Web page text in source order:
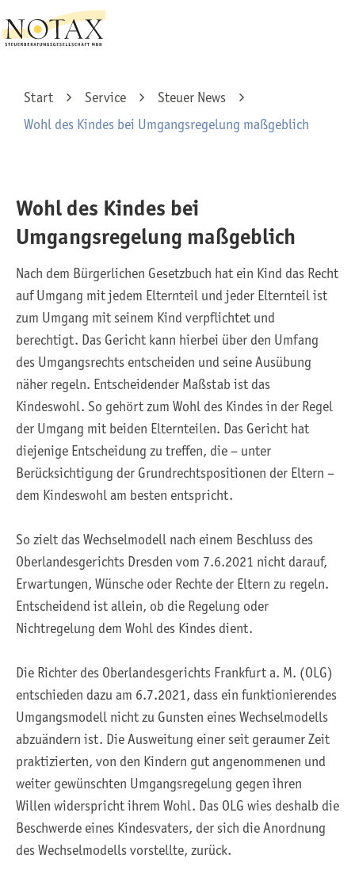
Start Service
Steuer News
Wohl des Kindes bei Umgangsregelung maßgeblich
Wohl des Kindes bei
Umgangsregelung maßgeblich
Nach dem Bürgerlichen Gesetzbuch hat ein Kind das Recht
auf Umgang mit jedem Elternteil und jeder Elternteil ist
zum Umgang mit seinem Kind verpflichtet und
berechtigt. Das Gericht kann hierbei über den Umfang
des Umgangsrechts entscheiden und seine Ausübung
näher regeln. Entscheidender Maßstab ist das
Kindeswohl. So gehört zum Wohl des Kindes in der Regel
der Umgang mit beiden Elternteilen. Das Gericht hat
diejenige Entscheidung zu treffen, die – unter
Berücksichtigung der Grundrechtspositionen der Eltern –
dem Kindeswohl am besten entspricht.
So zielt das Wechselmodell nach einem Beschluss des
Oberlandesgerichts Dresden vom 7.6.2021 nicht darauf,
Erwartungen, Wünsche oder Rechte der Eltern zu regeln.
Entscheidend ist allein, ob die Regelung oder
Nichtregelung dem Wohl des Kindes dient.
Die Richter des Oberlandesgerichts Frankfurt a. M. (OLG)
entschieden dazu am 6.7.2021, dass ein funktionierendes
Umgangsmodell nicht zu Gunsten eines Wechselmodells
abzuändern ist. Die Ausweitung einer seit geraumer Zeit
praktizierten, von den Kindern gut angenommenen und
weiter gewünschten Umgangsregelung gegen ihren
Willen widerspricht ihrem Wohl. Das OLG wies deshalb die
Beschwerde eines Kindesvaters, der sich die Anordnung
des Wechselmodells vorstellte, zurück.